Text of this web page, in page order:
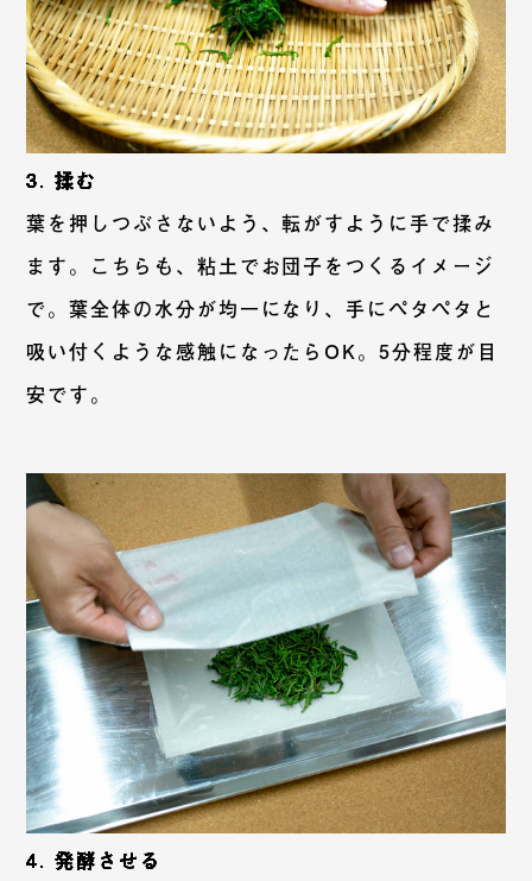
3. 揉む
葉を押しつぶさないよう、転がすように手で揉み
ます。こちらも、粘土でお団子をつくるイメージ
で。葉全体の水分が均一になり、手にペタペタと
吸い付くような感触になったらOK。5分程度が目
安です。
4. 発酵させる